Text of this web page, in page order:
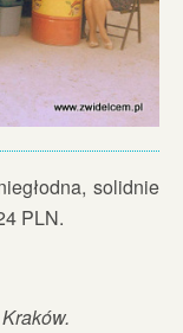
solidnie
PLN.